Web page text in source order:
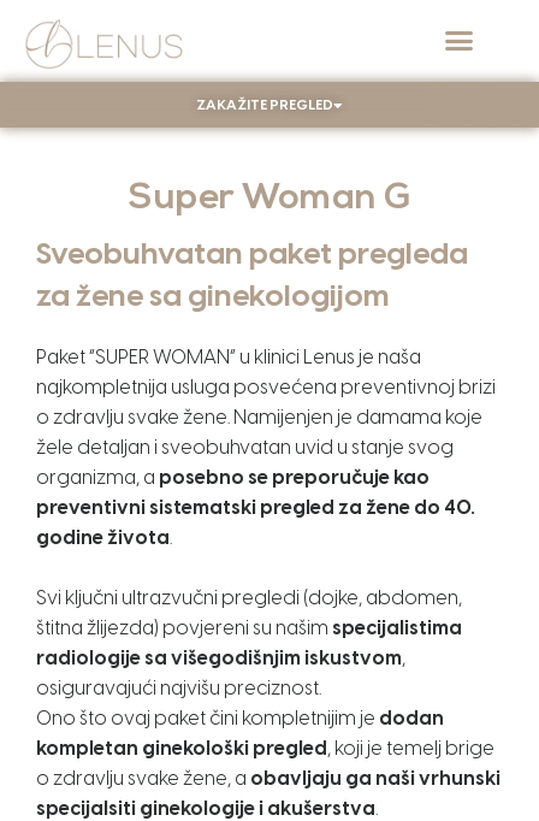
ZAKAŽITE PREGLED
Super Woman G
Sveobuhvatan paket pregleda
za žene sa ginekologijom
Paket “SUPER WOMAN” u klinici Lenus je naša
najkompletnija usluga posvećena preventivnoj brizi
o zdravlju svake žene. Namijenjen je damama koje
žele detaljan i sveobuhvatan uvid u stanje svog
organizma, a posebno se preporučuje kao
preventivni sistematski pregled za žene do 40.
godine života.
Svi ključni ultrazvučni pregledi (dojke, abdomen,
štitna žlijezda) povjereni su našim specijalistima
radiologije sa višegodišnjim iskustvom,
osiguravajući najvišu preciznost.
Ono što ovaj paket čini kompletnijim je dodan
kompletan ginekološki pregled , koji je temelj brige
o zdravlju svake žene, a obavljaju ga naši vrhunski
specijalsiti ginekologije i akušerstva.